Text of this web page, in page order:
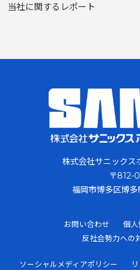
当社に関するレポート
株式会社サニックス
〒812-
福岡市博多区博多
お問い合わせ
個人
反社会勢力への
ソーシャルメディアポリシー